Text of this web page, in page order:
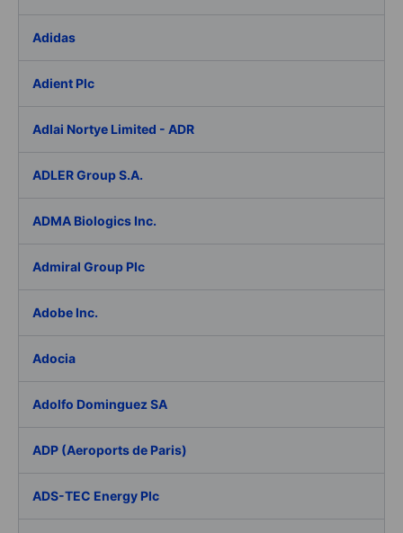
Adidas
Adient Plc
Adlai Nortye Limited - ADR
ADLER Group S.A.
ADMA Biologics Inc.
Admiral Group Plc
Adobe Inc.
Adocia
Adolfo Dominguez SA
ADP (Aeroports de Paris)
ADS-TEC Energy Plc